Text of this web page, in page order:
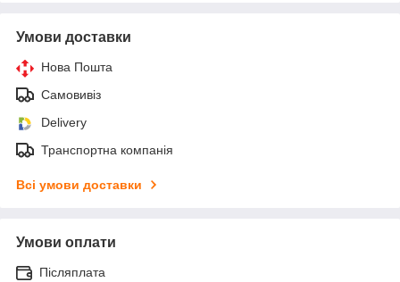
Умови доставки
Нова Пошта
Самовивіз
Delivery
Транспортна компанія
Всі умови доставки
Умови оплати
Післяплата